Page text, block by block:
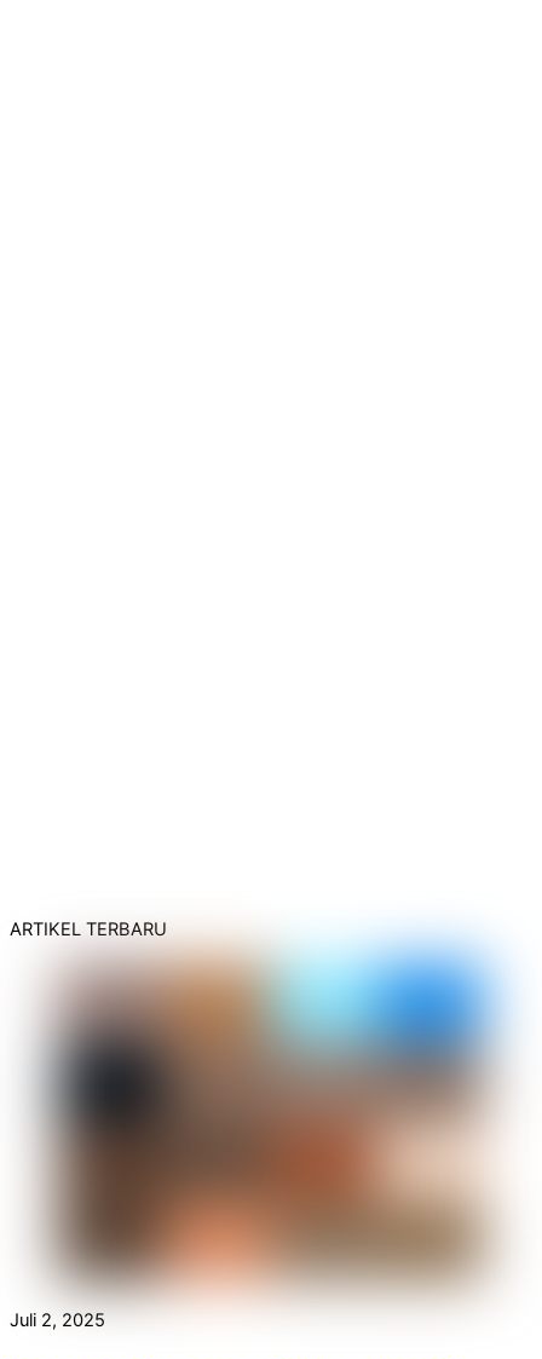
ARTIKEL TERBARU
Juli 2, 2025